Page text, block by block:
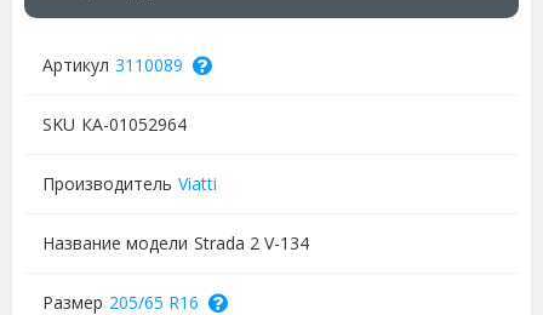
Артикул 3110089
SKU КА-01052964
Производитель Viatti
Название модели Strada 2 V-134
Размер 205/65 R16